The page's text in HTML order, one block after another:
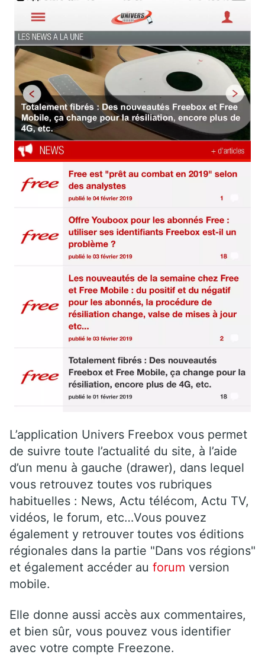
L’application Univers Freebox vous permet
de suivre toute l’actualité du site, à l’aide
d’un menu à gauche (drawer), dans lequel
vous retrouvez toutes vos rubriques
habituelles : News, Actu télécom, Actu TV,
vidéos, le forum, etc…Vous pouvez
également y retrouver toutes vos éditions
régionales dans la partie "Dans vos régions"
et également accéder au forum version
mobile.
Elle donne aussi accès aux commentaires,
et bien sûr, vous pouvez vous identifier
avec votre compte Freezone.